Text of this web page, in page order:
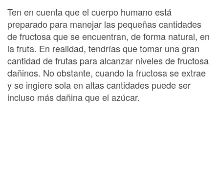
Ten en cuenta que el cuerpo humano está
preparado para manejar las pequeñas cantidades
de fructosa que se encuentran, de forma natural, en
la fruta. En realidad, tendrías que tomar una gran
cantidad de frutas para alcanzar niveles de fructosa
dañinos. No obstante, cuando la fructosa se extrae
y se ingiere sola en altas cantidades puede ser
incluso más dañina que el azúcar.